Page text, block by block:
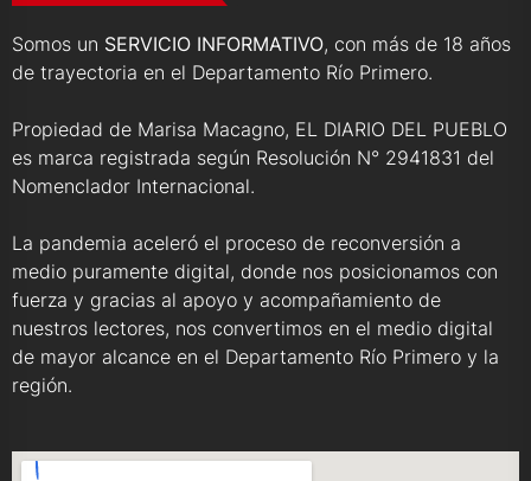
Somos un SERVICIO INFORMATIVO, con más de 18 años
de trayectoria en el Departamento Río Primero.
Propiedad de Marisa Macagno, EL DIARIO DEL PUEBLO
es marca registrada según Resolución N° 2941831 del
Nomenclador Internacional.
La pandemia aceleró el proceso de reconversión a
medio puramente digital, donde nos posicionamos con
fuerza y gracias al apoyo y acompañamiento de
nuestros lectores, nos convertimos en el medio digital
de mayor alcance en el Departamento Río Primero y la
región.